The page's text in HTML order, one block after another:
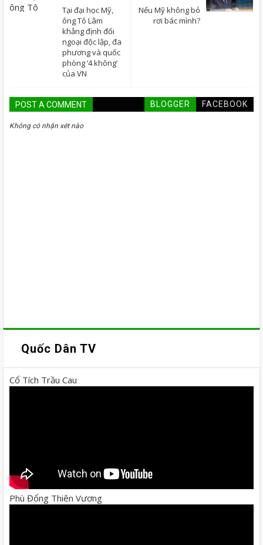
Nếu Mỹ không bỏ
rơi bác mình?
Tại đại học Mỹ,
ông Tô Lâm
khẳng định đối
ngoại độc lập, đa
phương và quốc
phòng ‘4 không’
của VN
POST A COMMENT BLOGGER FACEBOOK
Không có nhận xét nào
Quốc Dân TV
Cổ Tích Trầu Cau
Phù Đổng Thiên Vương